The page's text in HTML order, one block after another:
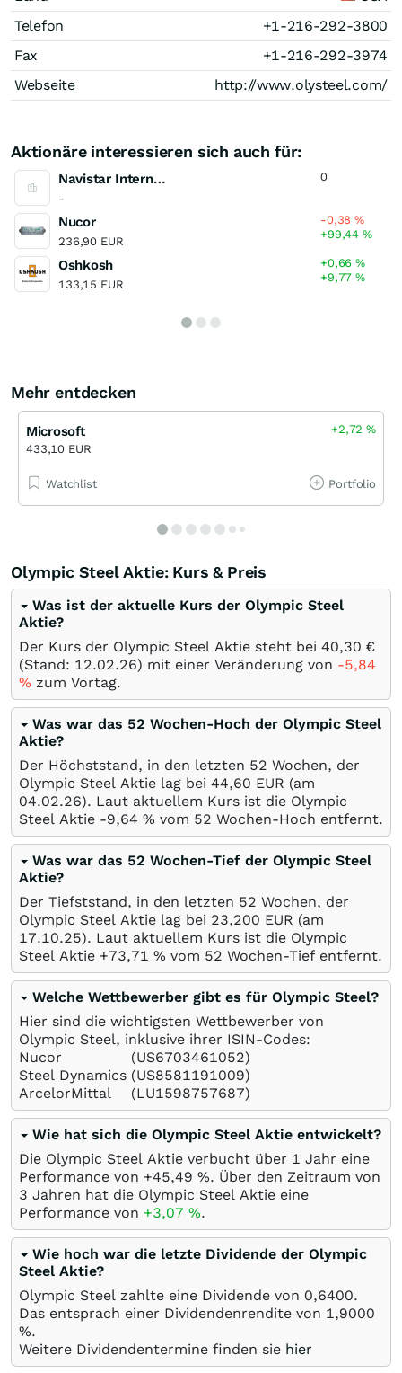
Telefon
+1-216-292-3800
Fax
+1-216-292-3974
Webseite
http://www.olysteel.com/
Aktionäre interessieren sich auch für:
Navistar International
-
0
Nucor
236,90 EUR
-0,38%
+99,44%
Oshkosh
133,15 EUR
+0,66%
+9,77%
Mehr entdecken
Microsoft
433,10 EUR
+2,72%
Watchlist Portfolio
Olympic Steel Aktie: Kurs & Preis
Was ist der aktuelle Kurs der Olympic Steel
Aktie?
Der Kurs der Olympic Steel Aktie steht bei 40,30 €
(Stand: 12.02.26) mit einer Veränderung von -5,84
% zum Vortag.
Was war das 52 Wochen-Hoch der Olympic Steel
Aktie?
Der Höchststand, in den letzten 52 Wochen, der
Olympic Steel Aktie lag bei 44,60 EUR (am
04.02.26). Laut aktuellem Kurs ist die Olympic
Steel Aktie -9,64 % vom 52 Wochen-Hoch entfernt.
Was war das 52 Wochen-Tief der Olympic Steel
Aktie?
Der Tiefststand, in den letzten 52 Wochen, der
Olympic Steel Aktie lag bei 23,200 EUR (am
17.10.25). Laut aktuellem Kurs ist die Olympic
Steel Aktie +73,71 % vom 52 Wochen-Tief entfernt.
Welche Wettbewerber gibt es für Olympic Steel?
Hier sind die wichtigsten Wettbewerber von
Olympic Steel, inklusive ihrer ISIN-Codes:
Nucor
(US6703461052)
Steel Dynamics (US8581191009)
ArcelorMittal
(LU1598757687)
Wie hat sich die Olympic Steel Aktie entwickelt?
Die Olympic Steel Aktie verbucht über 1 Jahr eine
Performance von +45,49 %. Über den Zeitraum von
3 Jahren hat die Olympic Steel Aktie eine
Performance von +3,07 %.
Wie hoch war die letzte Dividende der Olympic
Steel Aktie?
Olympic Steel zahlte eine Dividende von 0,6400.
Das entsprach einer Dividendenrendite von 1,9000
%.
Weitere Dividendentermine finden sie hier